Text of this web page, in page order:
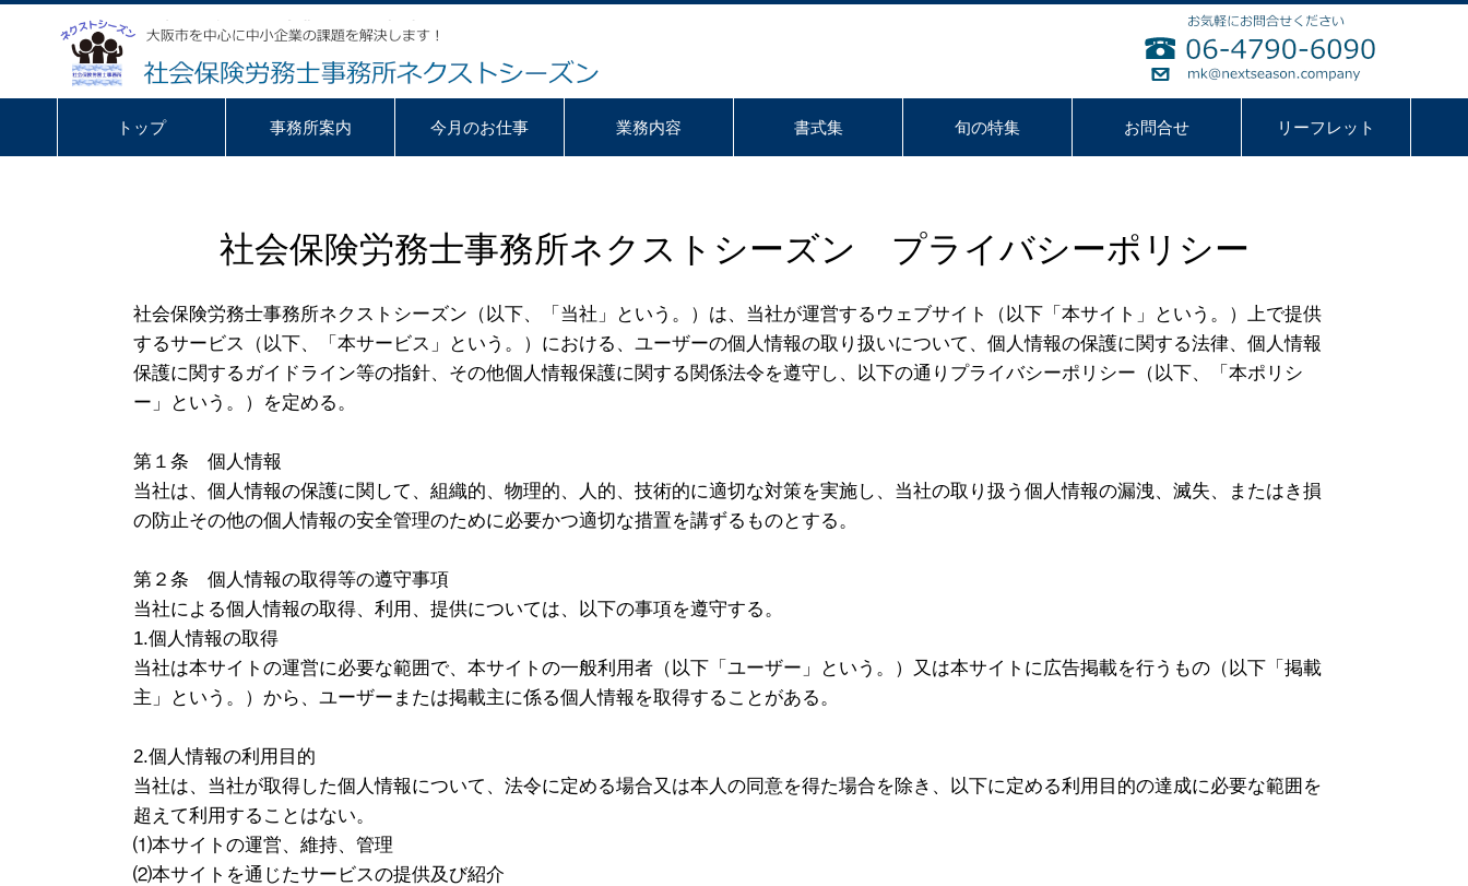
トップ 事務所案内 今月のお仕事 業務内容 書式集 旬の特集 お問合せ リーフレット
社会保険労務士事務所ネクストシーズン プライバシーポリシー
社会保険労務士事務所ネクストシーズン（以下、「当社」という。）は、当社が運営するウェブサイト（以下「本サイト」という。）上で提供
するサービス（以下、「本サービス」という。）における、ユーザーの個人情報の取り扱いについて、個人情報の保護に関する法律、個人情報
保護に関するガイドライン等の指針、その他個人情報保護に関する関係法令を遵守し、以下の通りプライバシーポリシー（以下、「本ポリシ
ー」という。）を定める。
第１条 個人情報
当社は、個人情報の保護に関して、組織的、物理的、人的、技術的に適切な対策を実施し、当社の取り扱う個人情報の漏洩、滅失、またはき損
の防止その他の個人情報の安全管理のために必要かつ適切な措置を講ずるものとする。
第２条 個人情報の取得等の遵守事項
当社による個人情報の取得、利用、提供については、以下の事項を遵守する。
1.個人情報の取得
当社は本サイトの運営に必要な範囲で、本サイトの一般利用者（以下「ユーザー」という。）又は本サイトに広告掲載を行うもの（以下「掲載
主」という。）から、ユーザーまたは掲載主に係る個人情報を取得することがある。
2.個人情報の利用目的
当社は、当社が取得した個人情報について、法令に定める場合又は本人の同意を得た場合を除き、以下に定める利用目的の達成に必要な範囲を
超えて利用することはない。
⑴本サイトの運営、維持、管理
⑵本サイトを通じたサービスの提供及び紹介